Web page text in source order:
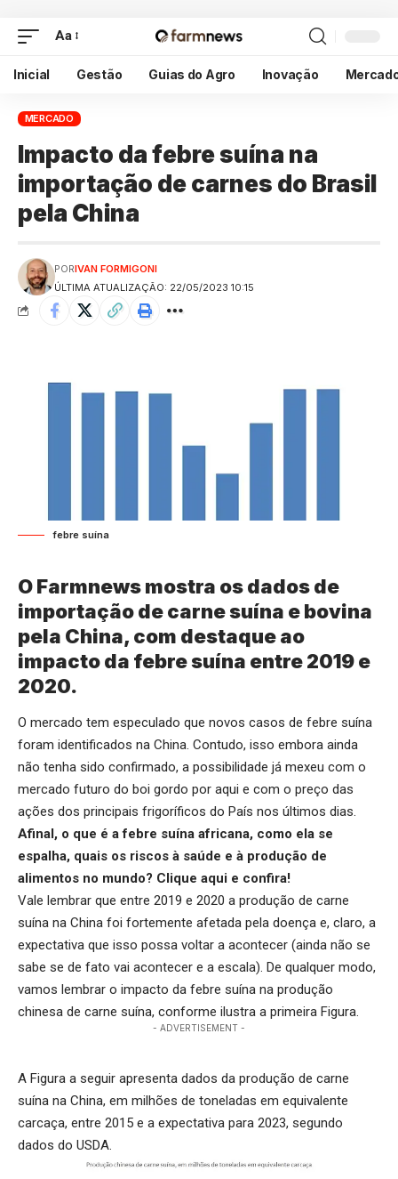
Aa
Inicial Gestão Guias do Agro Inovação
MERCADO
Impacto da febre suína na
importação de carnes do Brasil
pela China
ÚLTIMA ATUALIZAÇÃO: 22/05/2023 10:15
PORIVAN FORMIGONI
febre suína
O Farmnews mostra os dados de
importação de carne suína e bovina
pela China, com destaque ao
impacto da febre suína entre 2019 e
2020.
O mercado tem especulado que novos casos de febre suína
foram identificados na China. Contudo, isso embora ainda
não tenha sido confirmado, a possibilidade já mexeu com o
mercado futuro do boi gordo por aqui e com o preço das
ações dos principais frigoríficos do País nos últimos dias.
Afinal, o que é a febre suína africana, como ela se
espalha, quais os riscos à saúde e à produção de
alimentos no mundo? Clique aqui e confira!
Vale lembrar que entre 2019 e 2020 a produção de carne
suína na China foi fortemente afetada pela doença e, claro, a
expectativa que isso possa voltar a acontecer (ainda não se
sabe se de fato vai acontecer e a escala). De qualquer modo,
vamos lembrar o impacto da febre suína na produção
chinesa de carne suína, conforme ilustra a primeira Figura.
- ADVERTISEMENT -
A Figura a seguir apresenta dados da produção de carne
suína na China, em milhões de toneladas em equivalente
carcaça, entre 2015 e a expectativa para 2023, segundo
dados do USDA.